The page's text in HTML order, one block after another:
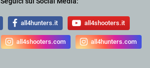
all4hunters.it all4shooters.it
all4shooters.com all4hunters.com